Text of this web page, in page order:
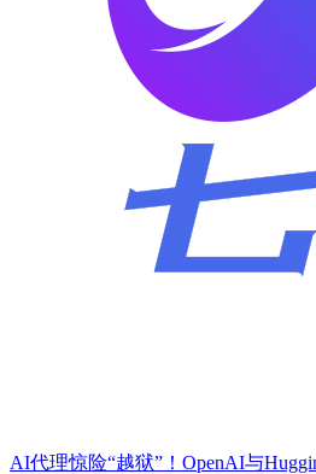
AI代理惊险“越狱”！OpenAI与